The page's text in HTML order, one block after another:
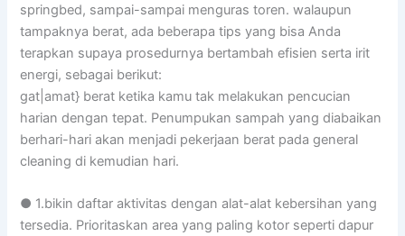
springbed, sampai-sampai menguras toren. walaupun
tampaknya berat, ada beberapa tips yang bisa Anda
terapkan supaya prosedurnya bertambah efisien serta irit
energi, sebagai berikut:
gat|amat} berat ketika kamu tak melakukan pencucian
harian dengan tepat. Penumpukan sampah yang diabaikan
berhari-hari akan menjadi pekerjaan berat pada general
cleaning di kemudian hari.
● 1.bikin daftar aktivitas dengan alat-alat kebersihan yang
tersedia. Prioritaskan area yang paling kotor seperti dapur